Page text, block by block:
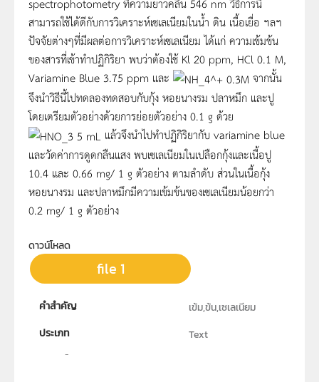
สามารถใช้ได้ดีกับการวิเคราะห์เซเลเนียมในน้ำ ดิน เนื้อเยื่อ ฯลฯ
ปัจจัยต่างๆที่มีผลต่อการวิเคราะห์เซเลเนียม ได้แก่ ความเข้มข้น
ของสารที่เข้าทำปฏิกิริยา พบว่าต้องใช้ Kl 20 ppm, HCl 0.1 M,
Variamine Blue 3.75 ppm และ
จากนั้น
จึงนำวิธีนี้ไปทดลองทดสอบกับกุ้ง หอยนางรม ปลาหมึก และปู
โดยเตรียมตัวอย่างด้วยการย่อยตัวอย่าง 0.1 g ด้วย
แล้วจึงนำไปทำปฏิกิริยากับ variamine blue
และวัดค่าการดูดกลืนแสง พบเซเลเนียมในเปลือกกุ้งและเนื้อปู
10.4 และ 0.66 mg/ 1 g ตัวอย่าง ตามลำดับ ส่วนในเนื้อกุ้ง
หอยนางรม และปลาหมึกมีความเข้มข้นของเซเลเนียมน้อยกว่า
0.2 mg/ 1 g ตัวอย่าง
ดาวน์โหลด
file 1
คำสำคัญ
เข้ม,ข้น,เซเลเนียม
ประเภท
Text